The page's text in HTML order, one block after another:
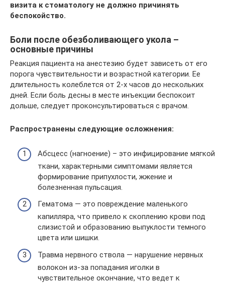
визита к стоматологу не должно причинять
беспокойство.
Боли после обезболивающего укола –
основные причины
Реакция пациента на анестезию будет зависеть от его
порога чувствительности и возрастной категории. Ее
длительность колеблется от 2-х часов до нескольких
дней. Если боль десны в месте инъекции беспокоит
дольше, следует проконсультироваться с врачом.
Распространены следующие осложнения:
Абсцесс (нагноение) – это инфицирование мягкой
ткани, характерными симптомами является
формирование припухлости, жжение и
болезненная пульсация.
Гематома — это повреждение маленького
капилляра, что привело к скоплению крови под
слизистой и образованию выпуклости темного
цвета или шишки.
Травма нервного ствола — нарушение нервных
волокон из-за попадания иголки в
чувствительное окончание, что ведет к